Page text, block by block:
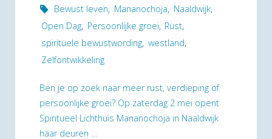
gulle
donatie"
Bewust leven, Mananochoja, Naaldwijk,
Open Dag, Persoonlijke groei, Rust,
spirituele bewustwording, westland,
Zelfontwikkeling
Ben je op zoek naar meer rust, verdieping of
persoonlijke groei? Op zaterdag 2 mei opent
Spiritueel Lichthuis Mananochoja in Naaldwijk
haar deuren …